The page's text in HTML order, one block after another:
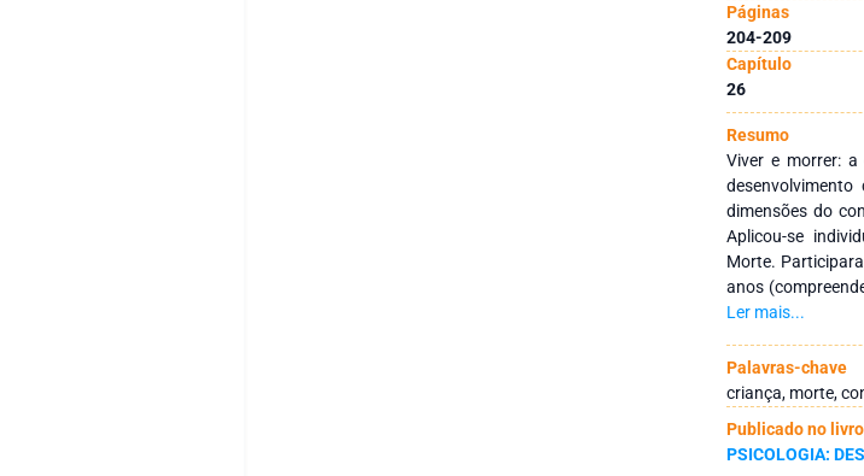
Páginas
204-209
Capítulo
26
Resumo
Viver e morrer:
dimensões do
Aplicou-se
Morte.
anos
meninas e 18 são
dimensão de
significado
Duração. Os
de condição
semelhantes.
Ler mais...
Palavras-chave
criança, morte,
Publicado no livro
PSICOLOGIA: